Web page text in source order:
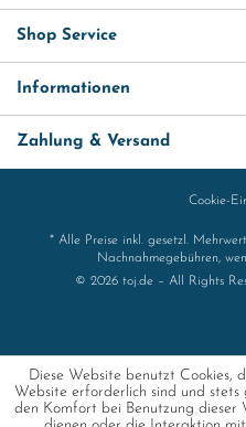
Shop Service
Informationen
Zahlung & Versand
Cookie-
* Alle Preise inkl. gesetzl.
Nachnahmegebühren,
© 2026 toj.de – All Rights
Diese Website benutzt Cookies,
Website erforderlich sind und stets
den Komfort bei Benutzung dieser